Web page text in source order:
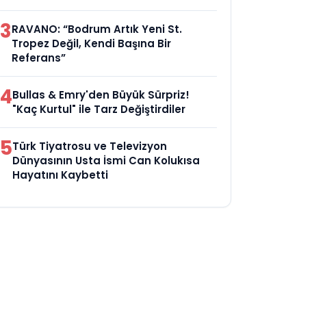
3RAVANO: “Bodrum Artık Yeni St.
Tropez Değil, Kendi Başına Bir
Referans”
4Bullas & Emry'den Büyük Sürpriz!
"Kaç Kurtul" ile Tarz Değiştirdiler
5Türk Tiyatrosu ve Televizyon
Dünyasının Usta İsmi Can Kolukısa
Hayatını Kaybetti